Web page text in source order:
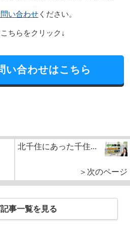
い合わせください。
ちらをクリック↓
い合わせはこちら
北千住にあった千住...
＞次のページ
事一覧を見る